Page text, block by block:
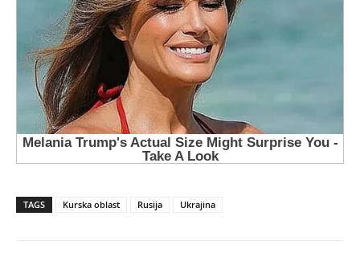
TAGS Kurska oblast Rusija Ukrajina